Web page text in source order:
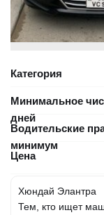
Категория
Минимальное
дней
Водительские
минимум
Цена
Хюндай Элантра
Тем, кто ищет